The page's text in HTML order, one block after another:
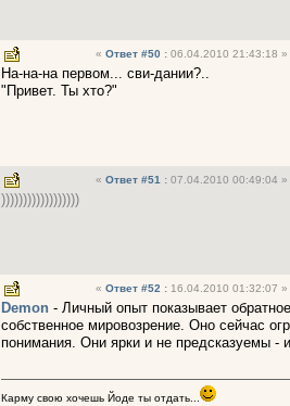
« Ответ #50 : 06.04.2010 21:43:18 »
На-на-на первом... сви-дании?..
"Привет. Ты хто?"
« Ответ #51 : 07.04.2010 00:49:04 »
))))))))))))))))))
« Ответ #52 : 16.04.2010 01:32:07 »
Demon - Личный опыт показывает
собственное мировозрение. Оно сейчас
понимания. Они ярки и не предсказуемы -
Карму свою хочешь Йоде ты отдать...